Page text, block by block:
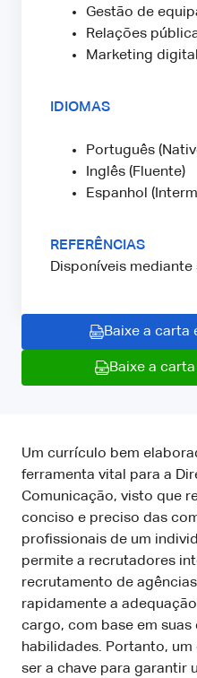
Gestão de
Relações
Marketing digital
IDIOMAS
Português
Inglês (Fluente)
Espanhol
REFERÊNCIAS
Disponíveis
Baixe a carta
Baixe a
Um currículo bem
ferramenta vital para a
Comunicação, visto que
conciso e preciso das
profissionais de um
permite a recrutadores
recrutamento de
rapidamente a
cargo, com base em
habilidades. Portanto,
ser a chave para garantir